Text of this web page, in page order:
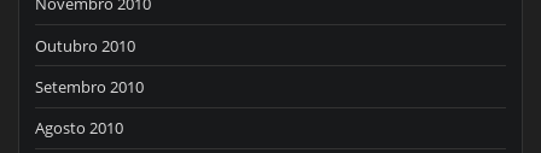
Outubro 2010
Setembro 2010
Agosto 2010